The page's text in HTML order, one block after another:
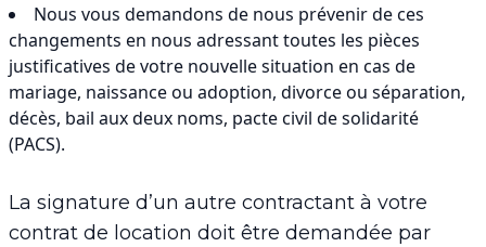
Nous vous demandons de nous prévenir de ces
changements en nous adressant toutes les pièces
justificatives de votre nouvelle situation en cas de
mariage, naissance ou adoption, divorce ou séparation,
décès, bail aux deux noms, pacte civil de solidarité
(PACS).
La signature d’un autre contractant à votre
contrat de location doit être demandée par